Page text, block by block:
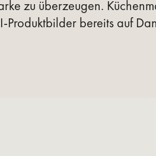
zu überzeugen.
Produktbilder bereits auf